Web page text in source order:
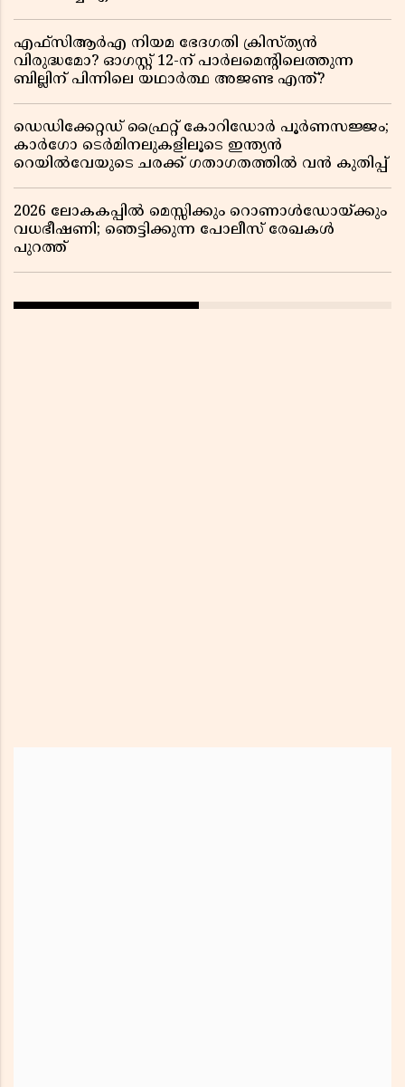
എഫ്സിആർഎ നിയമ ഭേദഗതി ക്രിസ്ത്യൻ
വിരുദ്ധമോ? ഓഗസ്റ്റ് 12-ന് പാർലമെന്റിലെത്തുന്ന
ബില്ലിന് പിന്നിലെ യഥാർത്ഥ അജണ്ട എന്ത്?
ഡെഡിക്കേറ്റഡ് ഫ്രൈറ്റ് കോറിഡോർ പൂർണസജ്ജം;
കാർഗോ ടെർമിനലുകളിലൂടെ ഇന്ത്യൻ
റെയിൽവേയുടെ ചരക്ക് ഗതാഗതത്തിൽ വൻ കുതിപ്പ്
2026 ലോകകപ്പിൽ മെസ്സിക്കും റൊണാൾഡോയ്ക്കും
വധഭീഷണി; ഞെട്ടിക്കുന്ന പോലീസ് രേഖകൾ
പുറത്ത്